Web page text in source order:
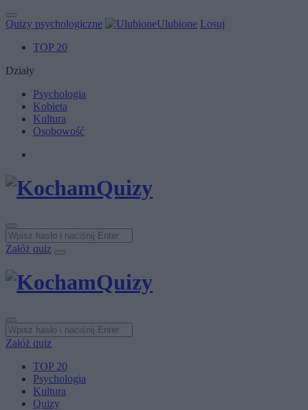
Quizy psychologiczne Ulubione Losuj
TOP 20
Działy
Psychologia
Kobieta
Kultura
Osobowość
Załóż quiz
Załóż quiz
TOP 20
Psychologia
Kultura
Quizy